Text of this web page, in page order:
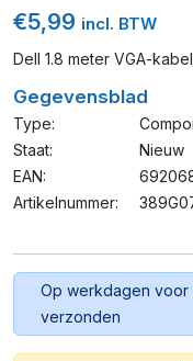
€5,99 incl. BTW
Dell 1.8 meter VGA-
Gegevensblad
Type:
Staat:
Nieuw
EAN:
Artikelnummer:
Op werkdagen
verzonden